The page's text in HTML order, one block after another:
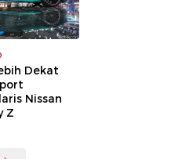
Dekat
Nissan
Z